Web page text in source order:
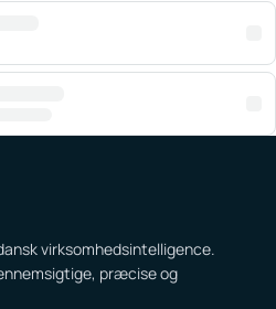
virksomhedsintelligence.
præcise og